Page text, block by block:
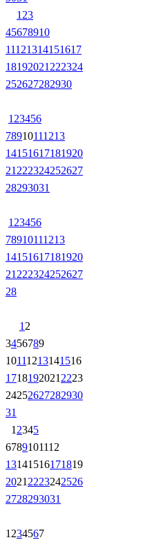
1 23
45678910
11121314151617
18192021 222324
252627282930
1 23456
78910111213
14151617181920
21 222324252627
28293031
1 23456
78910111213
14151617181920
21 222324252627
28
1 2
3456789
10111213141516
1718192021 2223
24252627282930
31
1 2345
6789101112
13141516171819
2021 2223242526
2728293031
1 234567